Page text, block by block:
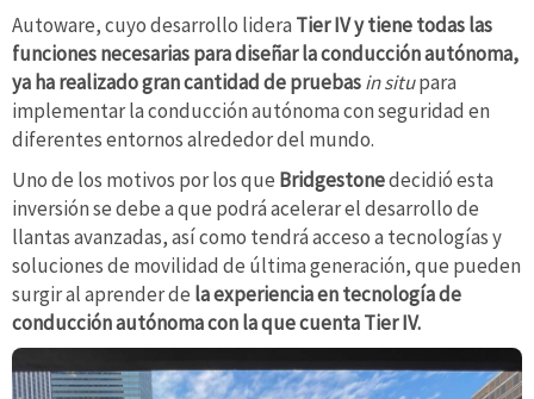
Autoware, cuyo desarrollo lidera Tier IV y tiene todas las
funciones necesarias para diseñar la conducción autónoma,
ya ha realizado gran cantidad de pruebasin situpara
implementar la conducción autónoma con seguridad en
diferentes entornos alrededor del mundo.
Uno de los motivos por los que Bridgestonedecidió esta
inversión se debe a que podrá acelerar el desarrollo de
llantas avanzadas, así como tendrá acceso a tecnologías y
soluciones de movilidad de última generación, que pueden
surgir al aprender de la experiencia en tecnología de
conducción autónoma con la que cuenta Tier IV.